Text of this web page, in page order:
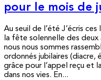
pour le mois de
Au seuil de l’été J’écris
la fête solennelle des
nous nous sommes
ordonnés jubilaires
grâce pour l’appel reçu et
dans nos vies. En...